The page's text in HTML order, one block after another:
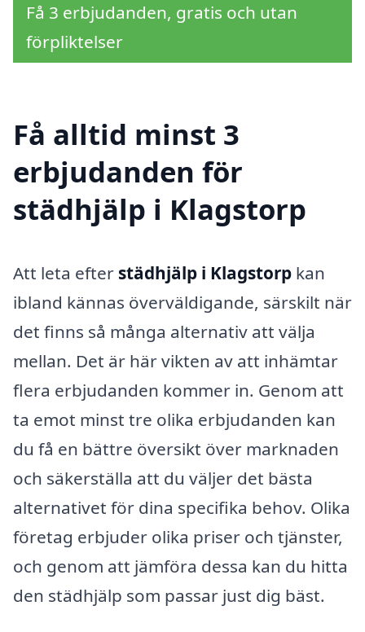
Få 3 erbjudanden, gratis och utan
förpliktelser
Få alltid minst 3
erbjudanden för
städhjälp i Klagstorp
Att leta efter städhjälp i Klagstorp kan
ibland kännas överväldigande, särskilt när
det finns så många alternativ att välja
mellan. Det är här vikten av att inhämtar
flera erbjudanden kommer in. Genom att
ta emot minst tre olika erbjudanden kan
du få en bättre översikt över marknaden
och säkerställa att du väljer det bästa
alternativet för dina specifika behov. Olika
företag erbjuder olika priser och tjänster,
och genom att jämföra dessa kan du hitta
den städhjälp som passar just dig bäst.